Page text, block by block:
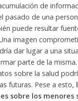
de
pasado de una
puede resultar
imagen
dar lugar a una
parte de la
sobre la salud
futuras. Pese a esto,
sobre los menores